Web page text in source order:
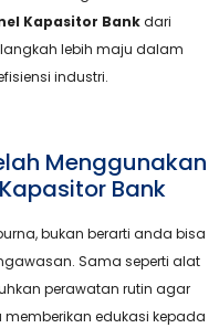
Kapasitor Bankdari
lebih maju dalam
industri.
Menggunakan
Bank
bukan berarti anda bisa
Sama seperti alat
perawatan rutin agar
edukasi kepada